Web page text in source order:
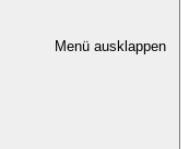
Menü ausklappen